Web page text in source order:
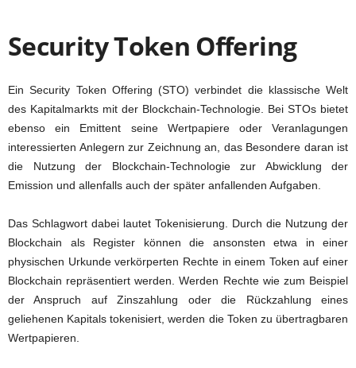
Security Token Offering
Ein Security Token Offering (STO) verbindet die klassische Welt
des Kapitalmarkts mit der Blockchain-Technologie. Bei STOs bietet
ebenso ein Emittent seine Wertpapiere oder Veranlagungen
interessierten Anlegern zur Zeichnung an, das Besondere daran ist
die Nutzung der Blockchain-Technologie zur Abwicklung der
Emission und allenfalls auch der später anfallenden Aufgaben.
Das Schlagwort dabei lautet Tokenisierung. Durch die Nutzung der
Blockchain als Register können die ansonsten etwa in einer
physischen Urkunde verkörperten Rechte in einem Token auf einer
Blockchain repräsentiert werden. Werden Rechte wie zum Beispiel
der Anspruch auf Zinszahlung oder die Rückzahlung eines
geliehenen Kapitals tokenisiert, werden die Token zu übertragbaren
Wertpapieren.